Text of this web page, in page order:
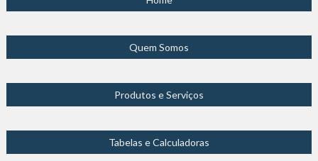
Quem Somos
Produtos e Serviços
Tabelas e Calculadoras